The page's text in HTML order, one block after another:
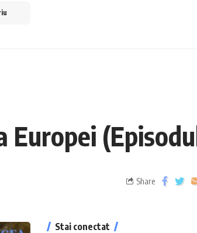
Europei
Share
Stai conectat